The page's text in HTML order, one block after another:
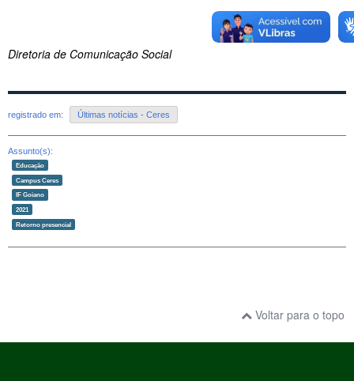
Diretoria de Comunicação Social
registrado em: Últimas notícias - Ceres
Assunto(s):
Educação
Campus Ceres
IF Goiano
2021
Retorno presencial
Voltar para o topo